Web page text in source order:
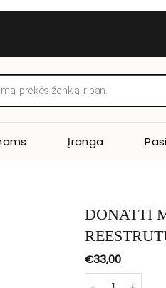
Įranga
DONATTI
€33,00
produkto kiekis: